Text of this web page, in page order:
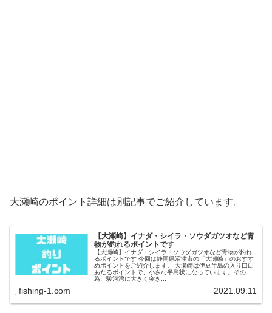
大瀬崎のポイント詳細は別記事でご紹介しています。
【大瀬崎】イナダ・シイラ・ソウダガツオなど青
物が釣れるポイントです
【大瀬崎】イナダ・シイラ・ソウダガツオなど青物が釣れ
るポイントです 今回は静岡県沼津市の「大瀬崎」のおすす
めポイントをご紹介します。 大瀬崎は伊豆半島の入り口に
あたるポイントで、小さな半島状になっています。その
為、駿河湾に大きく突き...
fishing-1.com 2021.09.11